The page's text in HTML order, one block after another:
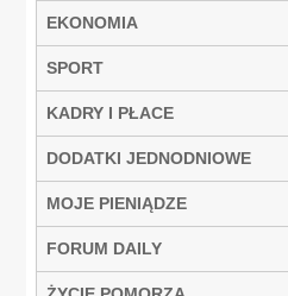
EKONOMIA
SPORT
KADRY I PŁACE
DODATKI JEDNODNIOWE
MOJE PIENIĄDZE
FORUM DAILY